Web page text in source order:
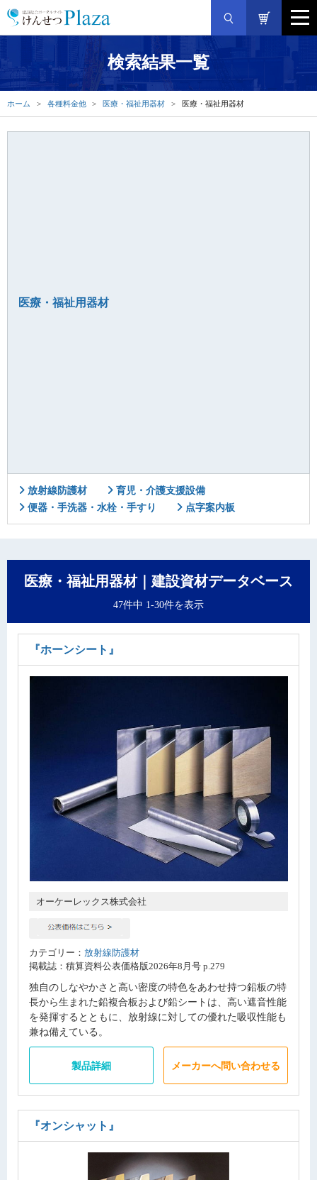
検索結果一覧
ホーム 各種料金他 医療・福祉用器材 医療・福祉用器材
医療・福祉用器材
放射線防護材
育児・介護支援設備
便器・手洗器・水栓・手すり
点字案内板
医療・福祉用器材｜建設資材データベース
47件中 1-30件を表示
『ホーンシート』
オーケーレックス株式会社
カテゴリー： 放射線防護材
掲載誌：積算資料公表価格版2026年8月号 p.279
独自のしなやかさと高い密度の特色をあわせ持つ鉛板の特
長から生まれた鉛複合板および鉛シートは、高い遮音性能
を発揮するとともに、放射線に対しての優れた吸収性能も
兼ね備えている。
製品詳細 メーカーへ問い合わせる
『オンシャット』